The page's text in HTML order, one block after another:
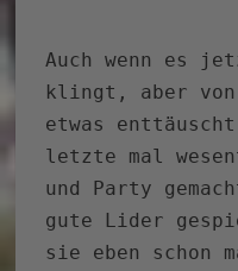
Auch wenn es
klingt, aber von
etwas
letzte mal
und Party
gute Lider
sie eben schon